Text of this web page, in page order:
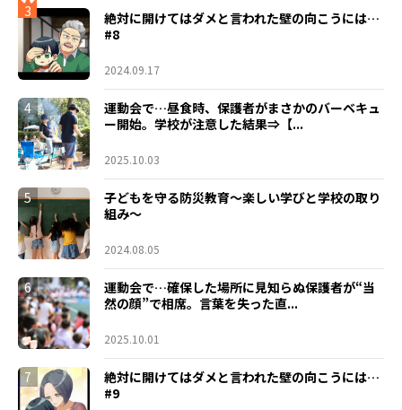
3
絶対に開けてはダメと言われた壁の向こうには…
#8
2024.09.17
4
運動会で…昼食時、保護者がまさかのバーベキュ
ー開始。学校が注意した結果⇒【...
2025.10.03
5
子どもを守る防災教育～楽しい学びと学校の取り
組み～
2024.08.05
6
運動会で…確保した場所に見知らぬ保護者が“当
然の顔”で相席。言葉を失った直...
2025.10.01
7
絶対に開けてはダメと言われた壁の向こうには…
#9